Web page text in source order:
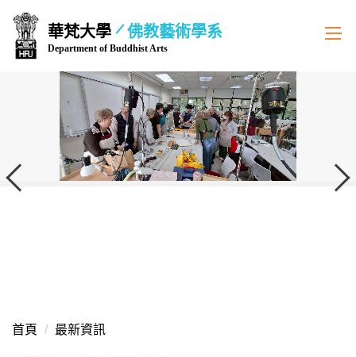
跳
到
主
華梵大學 佛教藝術學系
Department of Buddhist Arts
首頁 最新資訊